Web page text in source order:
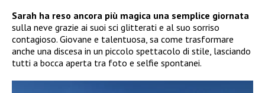
Sarah ha reso ancora più magica una semplice giornata
sulla neve grazie ai suoi sci glitterati e al suo sorriso
contagioso. Giovane e talentuosa, sa come trasformare
anche una discesa in un piccolo spettacolo di stile, lasciando
tutti a bocca aperta tra foto e selfie spontanei.